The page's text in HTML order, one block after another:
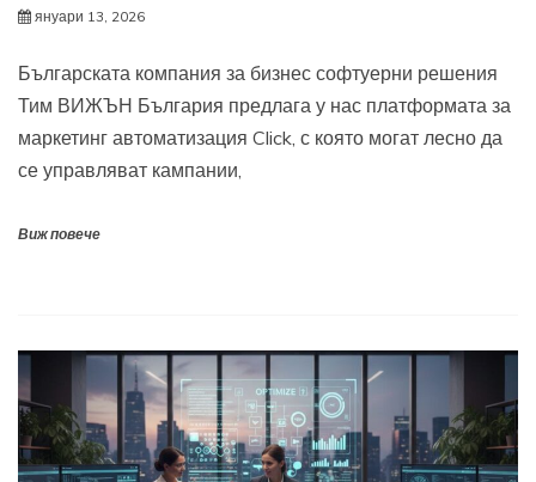
януари 13, 2026
Българската компания за бизнес софтуерни решения
Тим ВИЖЪН България предлага у нас платформата за
маркетинг автоматизация Click, с която могат лесно да
се управляват кампании,
Виж повече